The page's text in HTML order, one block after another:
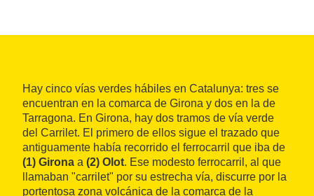
Hay cinco vías verdes hábiles en Catalunya: tres se
encuentran en la comarca de Girona y dos en la de
Tarragona. En Girona, hay dos tramos de vía verde
del Carrilet. El primero de ellos sigue el trazado que
antiguamente había recorrido el ferrocarril que iba de
(1) Girona a (2) Olot. Ese modesto ferrocarril, al que
llamaban "carrilet" por su estrecha vía, discurre por la
portentosa zona volcánica de la comarca de la